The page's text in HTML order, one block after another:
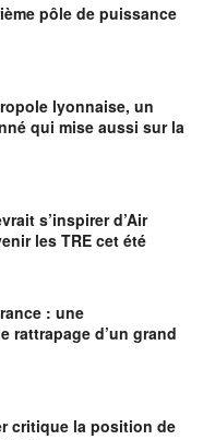
pôle de puissance
lyonnaise, un
qui mise aussi sur la
s’inspirer d’Air
les TRE cet été
: une
rattrapage d’un grand
critique la position de